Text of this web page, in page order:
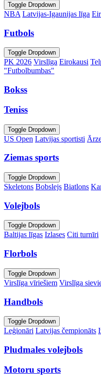
Toggle Dropdown
NBA Latvijas-Igaunijas līga
Futbols
Toggle Dropdown
PK 2026 Virslīga Eirokausi
"Futbolbumbas"
Bokss
Teniss
Toggle Dropdown
US Open Latvijas sportisti
Ziemas sports
Toggle Dropdown
Skeletons Bobslejs Biatlons
Volejbols
Toggle Dropdown
Baltijas līgas Izlases Citi turnīri
Florbols
Toggle Dropdown
Virslīga vīriešiem Virslīga
Handbols
Toggle Dropdown
Leģionāri Latvijas čempionāts
Pludmales volejbols
Motoru sports